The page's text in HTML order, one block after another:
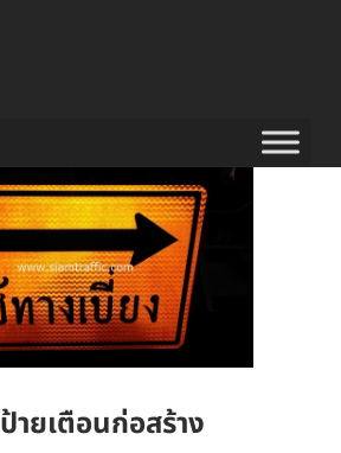
ป้ายเตือนก่อสร้าง